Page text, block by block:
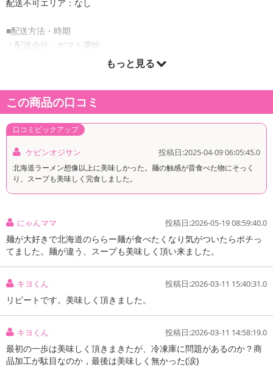
配送不可エリア：なし
■配送方法・時期
・配送会社：ヤマト運輸
・配送日時の指定：「発送予定日」に配送日指定の記載がある場合
※発送予定日は到着日ではありません。
・商品は「北海道産直グルメぼーの」より出荷します。
商品詳細
もっと見る
この商品の口コミ
口コミピックアップ
ケビンオジサン 投稿日:2025-04-09 06:05:45.0
北海道ラーメン想像以上に美味しかった。麺の触感が昔食べた物にそっく
り、スープも美味しく完食しました。
にゃんママ 投稿日:2026-05-19 08:59:40.0
麺が大好きで北海道のららー麺が食べたくなり気がついたらポチっ
てました。麺が違う、スープも美味しく頂い来ました。
キヨくん 投稿日:2026-03-11 15:40:31.0
リピートです。美味しく頂きました。
キヨくん 投稿日:2026-03-11 14:58:19.0
最初の一歩は美味しく頂きまきたが、冷凍庫に問題があるのか？商
品加工が駄目なのか，最後は美味しく無かった(涙)